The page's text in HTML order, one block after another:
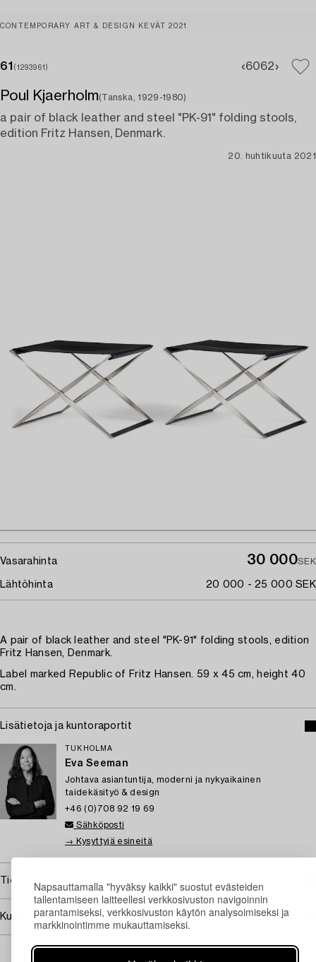
Napsauttamalla "hyväksy kaikki" suostut evästeiden
tallentamiseen laitteellesi verkkosivuston navigoinnin
parantamiseksi, verkkosivuston käytön analysoimiseksi ja
markkinointimme mukauttamiseksi.
CONTEMPORARY ART & DESIGN KEVÄT 2021
61 (1293961) 6062
Poul Kjaerholm(Tanska, 1929-1980)
a pair of black leather and steel "PK-91" folding stools,
edition Fritz Hansen, Denmark.
20. huhtikuuta 2021
Vasarahinta 30 000SEK
Lähtöhinta 20 000 - 25 000 SEK
A pair of black leather and steel "PK-91" folding stools, edition
Fritz Hansen, Denmark.
Label marked Republic of Fritz Hansen. 59 x 45 cm, height 40
cm.
Lisätietoja ja kuntoraportit
TUKHOLMA
Eva Seeman
Johtava asiantuntija, moderni ja nykyaikainen
taidekäsityö & design
+46 (0)708 92 19 69
Sähköposti
→ Kysyttyjä esineitä
Tietoa ostamisesta
Kuvan käyttöoikeudet